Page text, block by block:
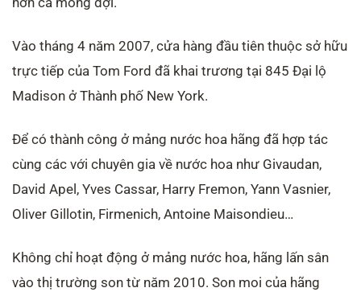
Vào tháng 4 năm 2007, cửa hàng đầu tiên thuộc sở hữu
trực tiếp của Tom Ford đã khai trương tại 845 Đại lộ
Madison ở Thành phố New York.
Để có thành công ở mảng nước hoa hãng đã hợp tác
cùng các với chuyên gia về nước hoa như Givaudan,
David Apel, Yves Cassar, Harry Fremon, Yann Vasnier,
Oliver Gillotin, Firmenich, Antoine Maisondieu…
Không chỉ hoạt động ở mảng nước hoa, hãng lấn sân
vào thị trường son từ năm 2010. Son moi của hãng